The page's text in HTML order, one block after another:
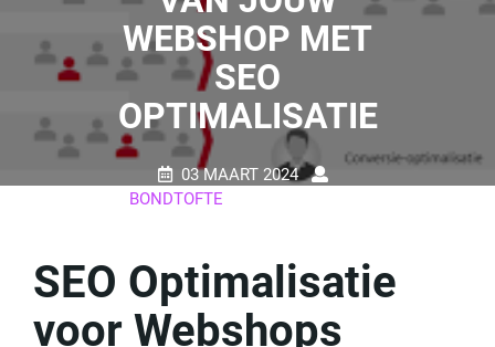
WEBSHOP MET
SEO
OPTIMALISATIE
03 MAART 2024
BONDTOFTE
SEO Optimalisatie
voor Webshops